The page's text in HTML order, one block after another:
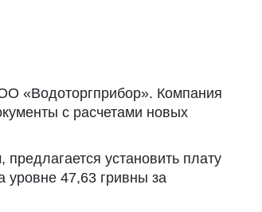
«Водоторгприбор». Компания
с расчетами новых
установить плату
уровне 47,63 гривны за